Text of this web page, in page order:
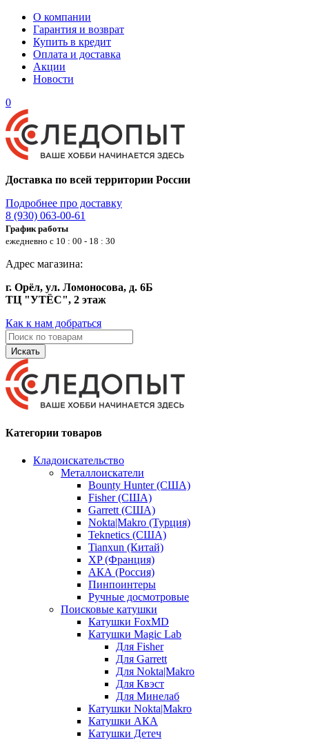
О компании
Гарантия и возврат
Купить в кредит
Оплата и доставка
Акции
Новости
0
Доставка по всей территории России
Подробнее про доставку
8 (930) 063-00-61
График работы
ежедневно с 10 : 00 - 18 : 30
Адрес магазина:
г. Орёл, ул. Ломоносова, д. 6Б
ТЦ "УТЁС", 2 этаж
Как к нам добраться
Искать
Категории товаров
Кладоискательство
Металлоискатели
Bounty Hunter (США)
Fisher (США)
Garrett (США)
Nokta|Makro (Турция)
Teknetics (США)
Tianxun (Китай)
XP (Франция)
АКА (Россия)
Пинпоинтеры
Ручные досмотровые
Поисковые катушки
Катушки FoxMD
Катушки Magic Lab
Для Fisher
Для Garrett
Для Nokta|Makro
Для Квэст
Для Минелаб
Катушки Nokta|Makro
Катушки АКА
Катушки Детеч